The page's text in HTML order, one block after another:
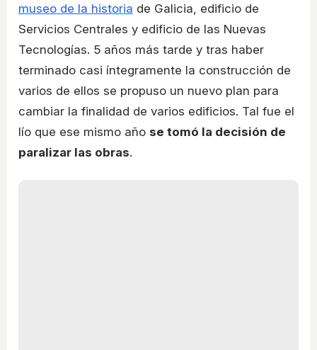
museo de la historia de Galicia, edificio de
Servicios Centrales y edificio de las Nuevas
Tecnologías. 5 años más tarde y tras haber
terminado casi íntegramente la construcción de
varios de ellos se propuso un nuevo plan para
cambiar la finalidad de varios edificios. Tal fue el
lío que ese mismo año se tomó la decisión de
paralizar las obras.